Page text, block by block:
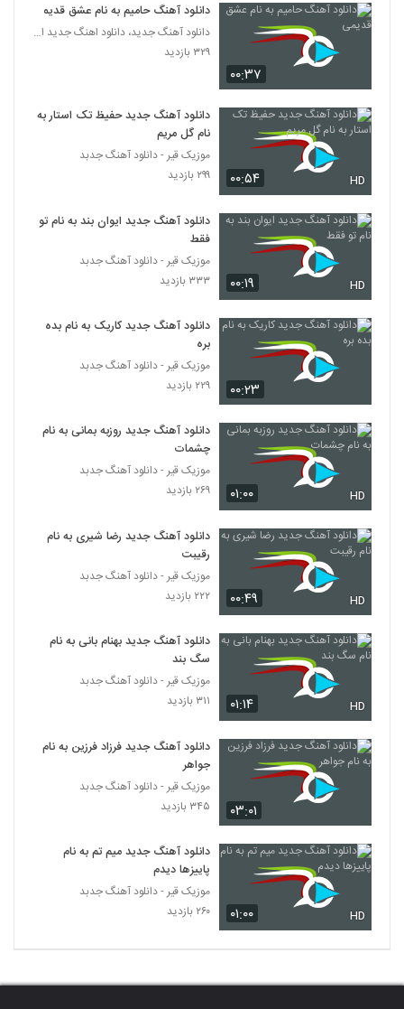
86
۲۳۳ بازدید
87
دانلود آهنگ هنوزم از سعید منعم
۱۹۰ بازدید
دانلود آهنگ زائر کربلا از سعید فلاحپور
89
Mehrad Hidden Keybaz
۲۰۴ بازدید
مسعود عزیزی آهنگ شلیک
۱۹۹ بازدید
آهنگ صد بار از متین کلامی(پاپ)
92
دانلود آهنگ قانون جاذبه از سلیم پردلی
دانلود آهنگ رسول علیشاهی می رقصانم
مهدی اخوان آهنگ واست مهم نیست
۱۹۸ بازدید
آهنگ اسپرسو از دی جی سینا آذر(پاپ)
96
یوسف محمدی آهنگ آخرین تجربه
دانلود آهنگ جدید و زیبای کیوان داودی با نام
بار آخر
۲۲۵ بازدید
دانلود آهنگ جدید و زیبای صابر ایزدی با نام
مظلومانه
99
آهنگ محمد فتاح بنام نیستی پیشم
۰۰:۳۷
دانلود آهنگ حامیم به نام عشق قدیمی
دانلود آهنگ جدید، دانلود اهنگ جدید ایرانی
۳۲۹ بازدید
۰۰:۵۴ HD
دانلود آهنگ جدید حفیظ تک استار به
نام گل مریم
موزیک قیر - دانلود آهنگ جدبد
۲۹۹ بازدید
۰۰:۱۹ HD
دانلود آهنگ جدید ایوان بند به نام تو
فقط
موزیک قیر - دانلود آهنگ جدبد
۳۳۳ بازدید
۰۰:۲۳
دانلود آهنگ جدید کاریک به نام بده
بره
موزیک قیر - دانلود آهنگ جدبد
۲۲۹ بازدید
۰۱:۰۰ HD
دانلود آهنگ جدید روزبه بمانی به نام
چشمات
موزیک قیر - دانلود آهنگ جدبد
۲۶۹ بازدید
۰۰:۴۹ HD
دانلود آهنگ جدید رضا شیری به نام
رقیبت
موزیک قیر - دانلود آهنگ جدبد
۲۲۲ بازدید
۰۱:۱۴ HD
دانلود آهنگ جدید بهنام بانی به نام
سگ بند
موزیک قیر - دانلود آهنگ جدبد
۳۱۱ بازدید
۰۳:۰۱
دانلود آهنگ جدید فرزاد فرزین به نام
جواهر
موزیک قیر - دانلود آهنگ جدبد
۳۴۵ بازدید
۰۱:۰۰ HD
دانلود آهنگ جدید میم تم به نام
پاییزها دیدم
موزیک قیر - دانلود آهنگ جدبد
۲۶۰ بازدید